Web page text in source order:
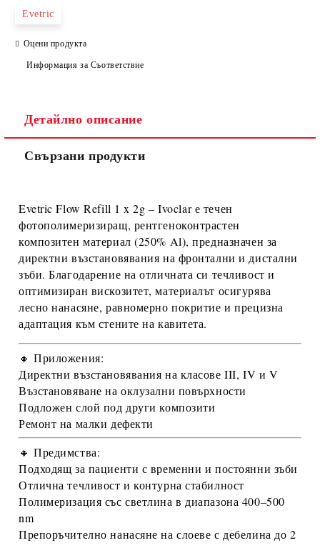
Evetric
Оцени продукта
Информация за Съответствие
Детайлно описание
Свързани продукти
Evetric Flow Refill 1 x 2g – Ivoclarе течен
фотополимеризиращ, рентгеноконтрастен
композитен материал (250% Al), предназначен за
директни възстановявания на фронтални и дистални
зъби. Благодарение на отличната си течливост и
оптимизиран вискозитет, материалът осигурява
лесно нанасяне, равномерно покритие и прецизна
адаптация към стените на кавитета.
🔸 Приложения:
Директни възстановявания на класове III, IV и V
Възстановяване на оклузални повърхности
Подложен слой под други композити
Ремонт на малки дефекти
🔸 Предимства:
Подходящ за пациенти с временни и постоянни зъби
Отличнатечливост и контурна стабилност
Полимеризация със светлина в диапазона 400–500
nm
Препоръчително нанасяне на слоеве с дебелина до 2